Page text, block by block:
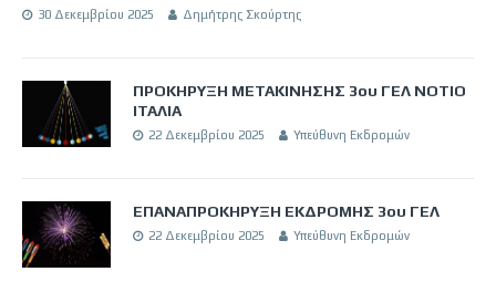
30 Δεκεμβρίου 2025 Δημήτρης Σκούρτης
ΠΡΟΚΗΡΥΞΗ ΜΕΤΑΚΙΝΗΣΗΣ 3ου ΓΕΛ ΝΟΤΙΟ
ΙΤΑΛΙΑ
22 Δεκεμβρίου 2025 Υπεύθυνη Εκδρομών
ΕΠΑΝΑΠΡΟΚΗΡΥΞΗ ΕΚΔΡΟΜΗΣ 3ου ΓΕΛ
22 Δεκεμβρίου 2025 Υπεύθυνη Εκδρομών